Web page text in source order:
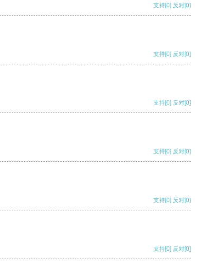
支持[0] 反对[0]
支持[0] 反对[0]
支持[0] 反对[0]
支持[0] 反对[0]
支持[0] 反对[0]
支持[0] 反对[0]